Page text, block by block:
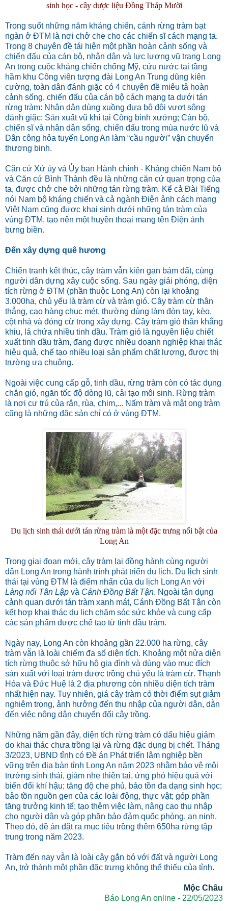
sinh học - cây dược liệu Đồng Tháp Mười
Trong suốt những năm kháng chiến, cánh rừng tràm bạt
ngàn ở ĐTM là nơi chở che cho các chiến sĩ cách mạng ta.
Trong 8 chuyên đề tái hiện một phần hoàn cảnh sống và
chiến đấu của cán bộ, nhân dân và lực lượng vũ trang Long
An trong cuộc kháng chiến chống Mỹ, cứu nước tại tầng
hầm khu Công viên tượng đài Long An Trung dũng kiên
cường, toàn dân đánh giặc có 4 chuyên đề miêu tả hoàn
cảnh sống, chiến đấu của cán bộ cách mạng ta dưới tán
rừng tràm: Nhân dân dùng xuồng đưa bộ đội vượt sông
đánh giặc; Sản xuất vũ khí tại Công binh xưởng; Cán bộ,
chiến sĩ và nhân dân sống, chiến đấu trong mùa nước lũ và
Dân công hỏa tuyến Long An làm “cầu người” vận chuyển
thương binh.
Căn cứ Xứ ủy và Ủy ban Hành chính - Kháng chiến Nam bộ
và Căn cứ Bình Thành đều là những căn cứ quan trọng của
ta, được chở che bởi những tán rừng tràm. Kể cả Đài Tiếng
nói Nam bộ kháng chiến và cả ngành Điện ảnh cách mạng
Việt Nam cũng được khai sinh dưới những tán tràm của
vùng ĐTM, tạo nên một huyền thoại mang tên Điện ảnh
bưng biền.
Đến xây dựng quê hương
Chiến tranh kết thúc, cây tràm vẫn kiên gan bám đất, cùng
người dân dựng xây cuộc sống. Sau ngày giải phóng, diện
tích rừng ở ĐTM (phần thuộc Long An) còn lại khoảng
3.000ha, chủ yếu là tràm cừ và tràm gió. Cây tràm cừ thân
thẳng, cao hàng chục mét, thường dùng làm đòn tay, kèo,
cột nhà và đóng cừ trong xây dựng. Cây tràm gió thân khẳng
khiu, lá chứa nhiều tinh dầu. Tràm gió là nguyên liệu chiết
xuất tinh dầu tràm, đang được nhiều doanh nghiệp khai thác
hiệu quả, chế tạo nhiều loại sản phẩm chất lượng, được thị
trường ưa chuộng.
Ngoài việc cung cấp gỗ, tinh dầu, rừng tràm còn có tác dụng
chắn gió, ngăn tốc độ dòng lũ, cải tạo môi sinh. Rừng tràm
là nơi cư trú của rắn, rùa, chim,... Nấm tràm và mật ong tràm
cũng là những đặc sản chỉ có ở vùng ĐTM.
Du lịch sinh thái dưới tán rừng tràm là một đặc trưng nổi bật của
Long An
Trong giai đoạn mới, cây tràm lại đồng hành cùng người
dân Long An trong hành trình phát triển du lịch. Du lịch sinh
thái tại vùng ĐTM là điểm nhấn của du lịch Long An với
Làng nổi Tân Lập và Cánh Đồng Bất Tận. Ngoài tận dụng
cảnh quan dưới tán tràm xanh mát, Cánh Đồng Bất Tận còn
kết hợp khai thác du lịch chăm sóc sức khỏe và cung cấp
các sản phẩm được chế tạo từ tinh dầu tràm.
Ngày nay, Long An còn khoảng gần 22.000 ha rừng, cây
tràm vẫn là loài chiếm đa số diện tích. Khoảng một nửa diện
tích rừng thuộc sở hữu hộ gia đình và dùng vào mục đích
sản xuất với loại tràm được trồng chủ yếu là tràm cừ. Thạnh
Hóa và Đức Huệ là 2 địa phương còn nhiều diện tích tràm
nhất hiện nay. Tuy nhiên, giá cây tràm có thời điểm sụt giảm
nghiêm trọng, ảnh hưởng đến thu nhập của người dân, dẫn
đến việc nông dân chuyển đổi cây trồng.
Những năm gần đây, diện tích rừng tràm có dấu hiệu giảm
do khai thác chưa trồng lại và rừng đặc dụng bị chết. Tháng
3/2023, UBND tỉnh có Đề án Phát triển lâm nghiệp bền
vững trên địa bàn tỉnh Long An năm 2023 nhằm bảo vệ môi
trường sinh thái, giảm nhẹ thiên tai, ứng phó hiệu quả với
biến đổi khí hậu; tăng độ che phủ, bảo tồn đa dạng sinh học;
bảo tồn nguồn gen của các loài động, thực vật; góp phần
tăng trưởng kinh tế; tạo thêm việc làm, nâng cao thu nhập
cho người dân và góp phần bảo đảm quốc phòng, an ninh.
Theo đó, đề án đặt ra mục tiêu trồng thêm 650ha rừng tập
trung trong năm 2023.
Tràm đến nay vẫn là loài cây gắn bó với đất và người Long
An, trở thành một phần đặc trưng không thể thiếu của tỉnh.
Mộc Châu
Báo Long An online - 22/05/2023